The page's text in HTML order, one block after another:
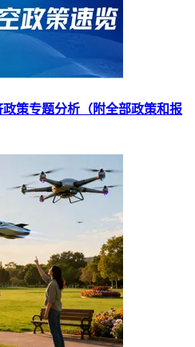
策专题分析（附全部政策和报